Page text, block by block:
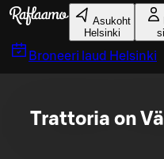
Liigu peamise sisu juurde
Asukoht
Helsinki
Broneeri laud Helsinki
Trattoria on